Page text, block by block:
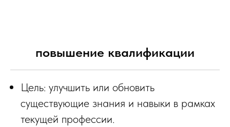
повышение квалификации
Цель: улучшить или обновить
существующие знания и навыки в рамках
текущей профессии.